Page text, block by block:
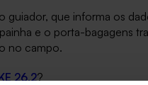
guiador, que informa os
e o porta-bagagens
no campo.
26.2?